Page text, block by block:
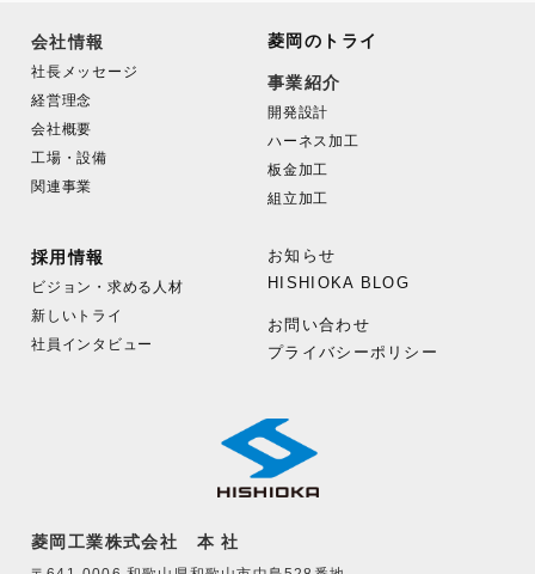
会社情報
社長メッセージ
経営理念
会社概要
工場・設備
関連事業
菱岡のトライ
事業紹介
開発設計
ハーネス加工
板金加工
組立加工
採用情報
ビジョン・求める人材
新しいトライ
社員インタビュー
お知らせ
HISHIOKA BLOG
お問い合わせ
プライバシーポリシー
菱岡工業株式会社 本 社